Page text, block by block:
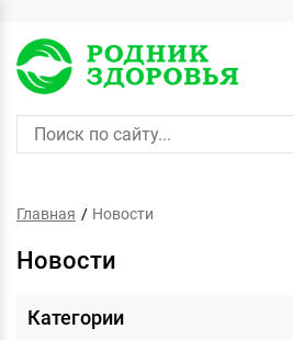
Главная Новости
Новости
Категории